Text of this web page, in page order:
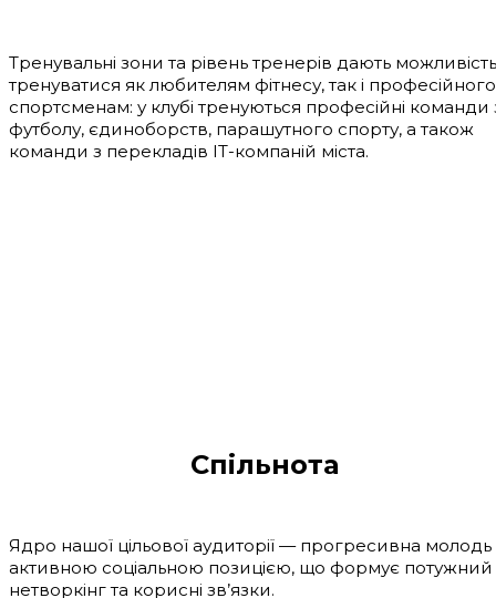
Тренувальні зони та рівень тренерів дають можливість
тренуватися як любителям фітнесу, так і професійного
спортсменам: у клубі тренуються професійні команди
футболу, єдиноборств, парашутного спорту, а також
команди з перекладів IT-компаній міста.
Спільнота
Ядро нашої цільової аудиторії — прогресивна молодь
активною соціальною позицією, що формує потужний
нетворкінг та корисні зв’язки.